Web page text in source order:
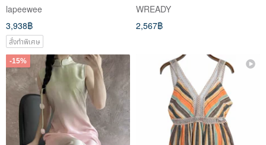
lapeewee
3,938฿
สั่งทำพิเศษ
WREADY
2,567฿
-15%